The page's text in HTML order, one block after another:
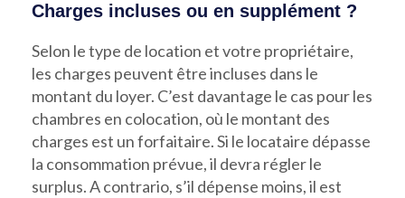
Charges incluses ou en supplément ?
Selon le type de location et votre propriétaire,
les charges peuvent être incluses dans le
montant du loyer. C’est davantage le cas pour les
chambres en colocation, où le montant des
charges est un forfaitaire. Si le locataire dépasse
la consommation prévue, il devra régler le
surplus. A contrario, s’il dépense moins, il est